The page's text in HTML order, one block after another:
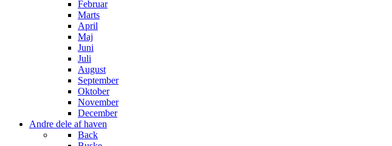
Februar
Marts
April
Maj
Juni
Juli
August
September
Oktober
November
December
Andre dele af haven
Back